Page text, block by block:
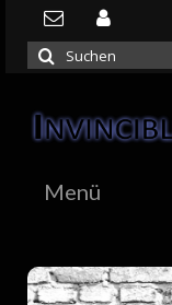
Suchen
nach:
Menü
NEWS